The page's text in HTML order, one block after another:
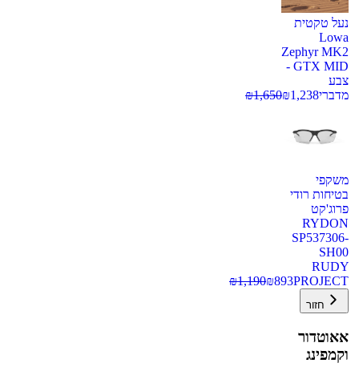
נעל טקטית
Lowa
Zephyr MK2
GTX MID -
צבע
מדברי
₪1,238
₪1,650
משקפי
בטיחות רודי
פרוג'קט
RYDON
SP537306-
SH00
RUDY
PROJECT
₪893
₪1,190
חזור
אאוטדור
וקמפינג